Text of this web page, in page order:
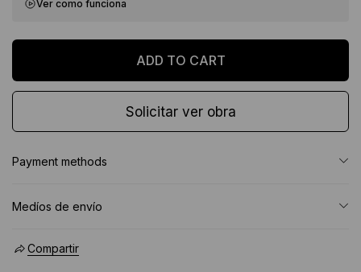
Ver como funciona
Solicitar ver obra
Payment methods
Medíos de envío
Compartir